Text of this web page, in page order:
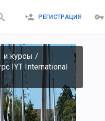
РЕГИСТРАЦИЯ
курсы /
IYT International